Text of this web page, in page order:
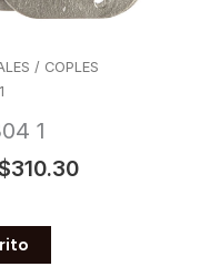
/ COPLES
1
310.30